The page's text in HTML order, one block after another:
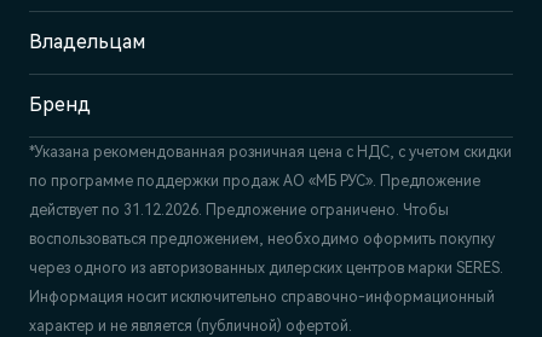
Отдел продаж и сервиса
+7 (812) 220-43-74
Владельцам
Бренд
*Указана рекомендованная розничная цена c НДС, с учетом скидки
по программе поддержки продаж АО «МБ РУС». Предложение
действует по 31.12.2026. Предложение ограничено. Чтобы
воспользоваться предложением, необходимо оформить покупку
через одного из авторизованных дилерских центров марки SERES.
Информация носит исключительно справочно-информационный
характер и не является (публичной) офертой.